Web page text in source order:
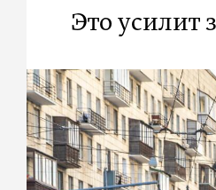
Это усилит